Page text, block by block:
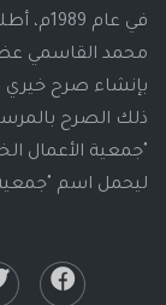
في عام
محمد القاسمي
بإنشاء صرح خيري
ليحمل اسم "جمعية